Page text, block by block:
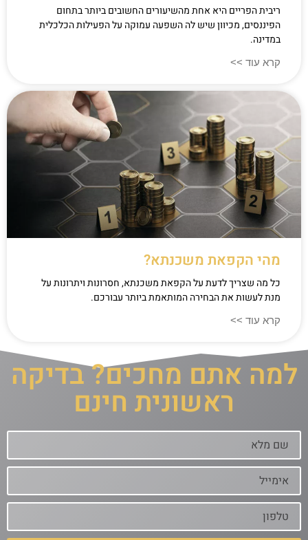
ריבית הפריים היא אחת מהשיעורים החשובים ביותר בתחום
הפיננסים, מכיוון שיש לה השפעה עמוקה על הפעילות הכלכלית
במדינה.
קרא עוד >>
מהי הקפאת משכנתא?
כל מה שצריך לדעת על הקפאת משכנתא, חסרונות ויתרונות על
מנת לעשות את הבחירה המותאמת ביותר עבורכם.
קרא עוד >>
למה אתם מחכים? בדיקה
ראשונית חינם